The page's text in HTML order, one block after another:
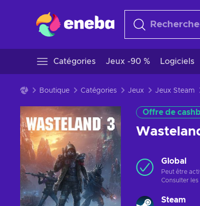
Catégories Jeux -90 % Logiciels
Boutique Catégories Jeux Jeux Steam
Offre de
Global
Peut être
Consulter les
Steam